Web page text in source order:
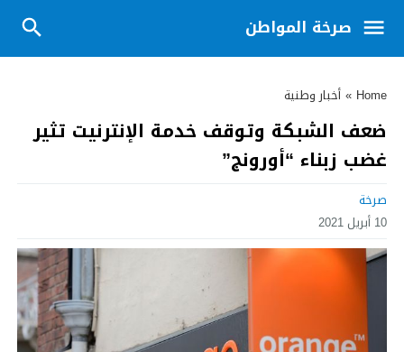
صرخة المواطن
Home
» أخبار وطنية
ضعف الشبكة وتوقف خدمة الإنترنيت تثير
غضب زبناء “أورونج”
صرخة
10 أبريل 2021